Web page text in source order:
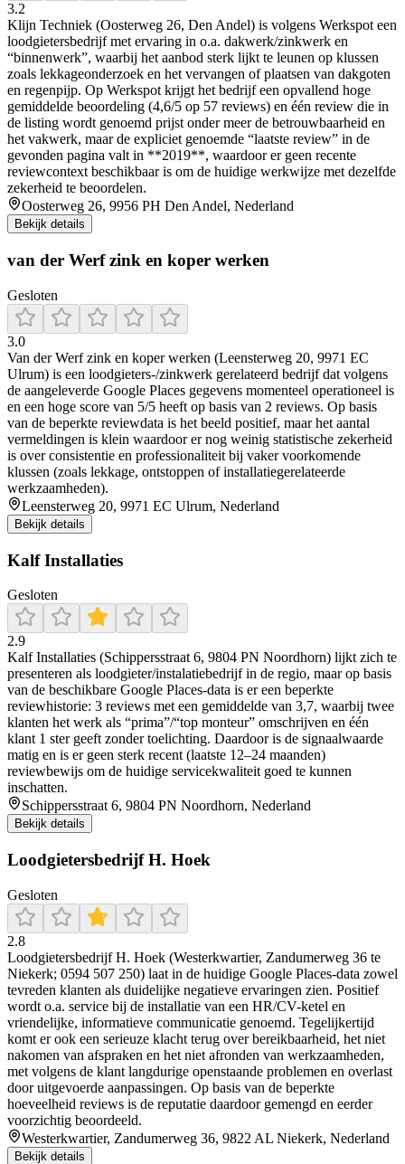
3.2
Klijn Techniek (Oosterweg 26, Den Andel) is volgens Werkspot een
loodgietersbedrijf met ervaring in o.a. dakwerk/zinkwerk en
“binnenwerk”, waarbij het aanbod sterk lijkt te leunen op klussen
zoals lekkageonderzoek en het vervangen of plaatsen van dakgoten
en regenpijp. Op Werkspot krijgt het bedrijf een opvallend hoge
gemiddelde beoordeling (4,6/5 op 57 reviews) en één review die in
de listing wordt genoemd prijst onder meer de betrouwbaarheid en
het vakwerk, maar de expliciet genoemde “laatste review” in de
gevonden pagina valt in **2019**, waardoor er geen recente
reviewcontext beschikbaar is om de huidige werkwijze met dezelfde
zekerheid te beoordelen.
Oosterweg 26, 9956 PH Den Andel, Nederland
Bekijk details
van der Werf zink en koper werken
Gesloten
3.0
Van der Werf zink en koper werken (Leensterweg 20, 9971 EC
Ulrum) is een loodgieters-/zinkwerk gerelateerd bedrijf dat volgens
de aangeleverde Google Places gegevens momenteel operationeel is
en een hoge score van 5/5 heeft op basis van 2 reviews. Op basis
van de beperkte reviewdata is het beeld positief, maar het aantal
vermeldingen is klein waardoor er nog weinig statistische zekerheid
is over consistentie en professionaliteit bij vaker voorkomende
klussen (zoals lekkage, ontstoppen of installatiegerelateerde
werkzaamheden).
Leensterweg 20, 9971 EC Ulrum, Nederland
Bekijk details
Kalf Installaties
Gesloten
2.9
Kalf Installaties (Schippersstraat 6, 9804 PN Noordhorn) lijkt zich te
presenteren als loodgieter/instalatiebedrijf in de regio, maar op basis
van de beschikbare Google Places-data is er een beperkte
reviewhistorie: 3 reviews met een gemiddelde van 3,7, waarbij twee
klanten het werk als “prima”/“top monteur” omschrijven en één
klant 1 ster geeft zonder toelichting. Daardoor is de signaalwaarde
matig en is er geen sterk recent (laatste 12–24 maanden)
reviewbewijs om de huidige servicekwaliteit goed te kunnen
inschatten.
Schippersstraat 6, 9804 PN Noordhorn, Nederland
Bekijk details
Loodgietersbedrijf H. Hoek
Gesloten
2.8
Loodgietersbedrijf H. Hoek (Westerkwartier, Zandumerweg 36 te
Niekerk; 0594 507 250) laat in de huidige Google Places-data zowel
tevreden klanten als duidelijke negatieve ervaringen zien. Positief
wordt o.a. service bij de installatie van een HR/CV-ketel en
vriendelijke, informatieve communicatie genoemd. Tegelijkertijd
komt er ook een serieuze klacht terug over bereikbaarheid, het niet
nakomen van afspraken en het niet afronden van werkzaamheden,
met volgens de klant langdurige openstaande problemen en overlast
door uitgevoerde aanpassingen. Op basis van de beperkte
hoeveelheid reviews is de reputatie daardoor gemengd en eerder
voorzichtig beoordeeld.
Westerkwartier, Zandumerweg 36, 9822 AL Niekerk, Nederland
Bekijk details